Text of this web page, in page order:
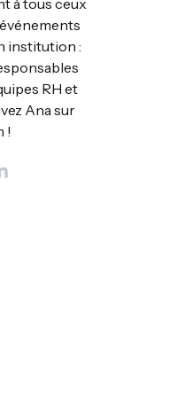
institution :
RH et
Ana sur
!